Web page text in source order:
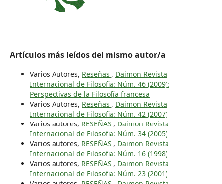
Artículos más leídos del mismo autor/a
Varios Autores, Reseñas , Daimon Revista
Internacional de Filosofia: Núm. 46 (2009):
Perspectivas de la Filosofía francesa
Varios Autores, Reseñas , Daimon Revista
Internacional de Filosofia: Núm. 42 (2007)
Varios autores, RESEÑAS , Daimon Revista
Internacional de Filosofia: Núm. 34 (2005)
Varios autores, RESEÑAS , Daimon Revista
Internacional de Filosofia: Núm. 16 (1998)
Varios autores, RESEÑAS , Daimon Revista
Internacional de Filosofia: Núm. 23 (2001)